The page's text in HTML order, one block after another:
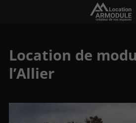
Location de
l’Allier